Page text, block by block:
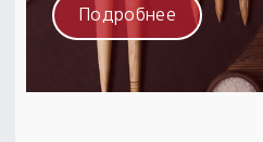
Подробнее